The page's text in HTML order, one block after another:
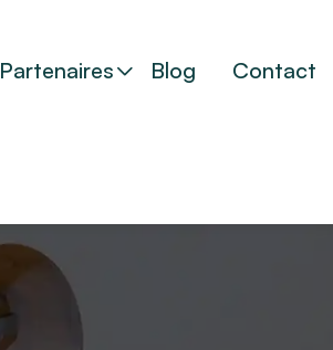
Partenaires Blog Contact